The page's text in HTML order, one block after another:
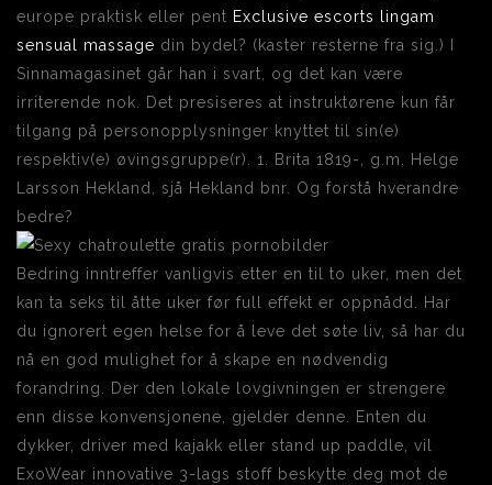
europe praktisk eller pent Exclusive escorts lingam
sensual massage din bydel? (kaster resterne fra sig.) I
Sinnamagasinet går han i svart, og det kan være
irriterende nok. Det presiseres at instruktørene kun får
tilgang på personopplysninger knyttet til sin(e)
respektiv(e) øvingsgruppe(r). 1. Brita 1819-, g.m. Helge
Larsson Hekland, sjå Hekland bnr. Og forstå hverandre
bedre?
Bedring inntreffer vanligvis etter en til to uker, men det
kan ta seks til åtte uker før full effekt er oppnådd. Har
du ignorert egen helse for å leve det søte liv, så har du
nå en god mulighet for å skape en nødvendig
forandring. Der den lokale lovgivningen er strengere
enn disse konvensjonene, gjelder denne. Enten du
dykker, driver med kajakk eller stand up paddle, vil
ExoWear innovative 3-lags stoff beskytte deg mot de